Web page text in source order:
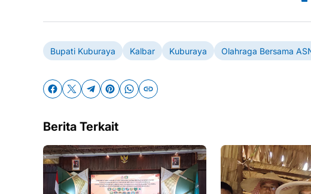
Bupati Kuburaya Kalbar Kuburaya Olahraga Bersama
Berita Terkait